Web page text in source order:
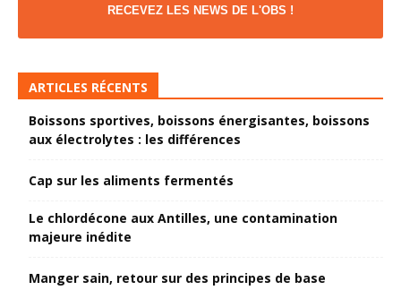
RECEVEZ LES NEWS DE L'OBS !
ARTICLES RÉCENTS
Boissons sportives, boissons énergisantes, boissons
aux électrolytes : les différences
Cap sur les aliments fermentés
Le chlordécone aux Antilles, une contamination
majeure inédite
Manger sain, retour sur des principes de base